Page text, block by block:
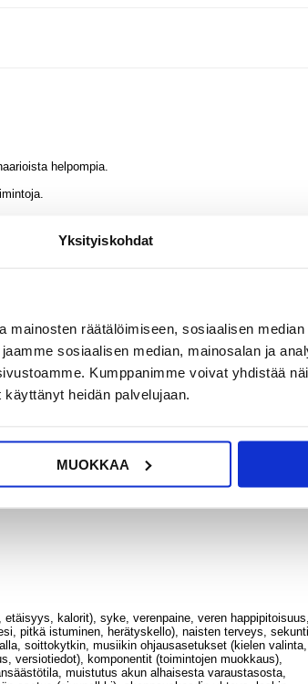
Yksityiskohdat
mainosten räätälöimiseen, sosiaalisen
sosiaalisen median, mainosalan ja
Kumppanimme voivat yhdistää
heidän palvelujaan.
MUOKKAA
helpompia.
tunnistusta ja tarkempaa tunnistusta.
kalorit), syke, verenpaine, veren
pitkä istuminen, herätyskello), naisten terveys,
soittokytkin, musiikin ohjausasetukset (kielen valinta,
versiotiedot), komponentit (toimintojen muokkaus),
muistutus akun alhaisesta varaustasosta,